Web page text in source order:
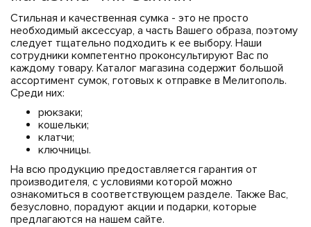
Стильная и качественная сумка - это не просто
необходимый аксессуар, а часть Вашего образа, поэтому
следует тщательно подходить к ее выбору. Наши
сотрудники компетентно проконсультируют Вас по
каждому товару. Каталог магазина содержит большой
ассортимент сумок, готовых к отправке в Мелитополь.
Среди них:
рюкзаки;
кошельки;
клатчи;
ключницы.
На всю продукцию предоставляется гарантия от
производителя, с условиями которой можно
ознакомиться в соответствующем разделе. Также Вас,
безусловно, порадуют акции и подарки, которые
предлагаются на нашем сайте.